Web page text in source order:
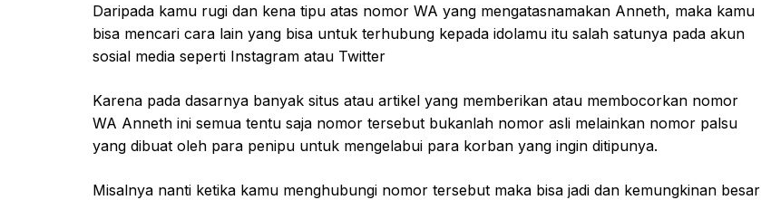
Daripada kamu rugi dan kena tipu atas nomor WA yang mengatasnamakan Anneth, maka kamu
bisa mencari cara lain yang bisa untuk terhubung kepada idolamu itu salah satunya pada akun
sosial media seperti Instagram atau Twitter
Karena pada dasarnya banyak situs atau artikel yang memberikan atau membocorkan nomor
WA Anneth ini semua tentu saja nomor tersebut bukanlah nomor asli melainkan nomor palsu
yang dibuat oleh para penipu untuk mengelabui para korban yang ingin ditipunya.
Misalnya nanti ketika kamu menghubungi nomor tersebut maka bisa jadi dan kemungkinan besar